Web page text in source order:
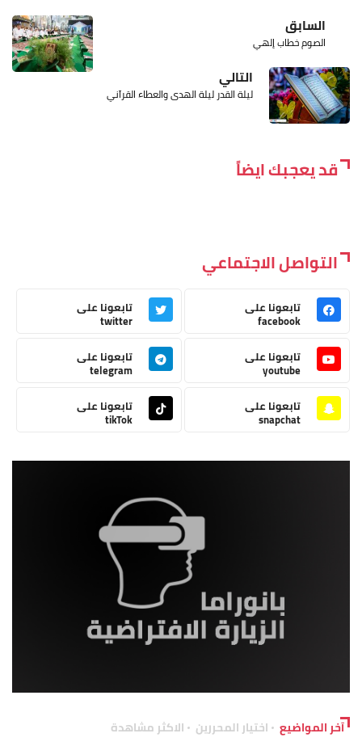
السابق
الصوم خطاب إلهي
التالي
ليلة القدر ليلة الهدى والعطاء القرآني
قد يعجبك ايضاً
التواصل الاجتماعي
تابعونا على
facebook
تابعونا على
twitter
تابعونا على
youtube
تابعونا على
telegram
تابعونا على
snapchat
تابعونا على
tikTok
آخر المواضيع اختيار المحررين الاكثر مشاهدة